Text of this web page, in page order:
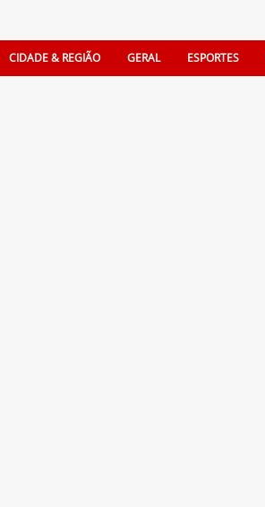
CIDADE & REGIÃO GERAL ESPORTES